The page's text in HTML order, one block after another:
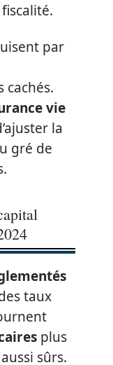
par
vie
la
gré de
taux
plus
sûrs.